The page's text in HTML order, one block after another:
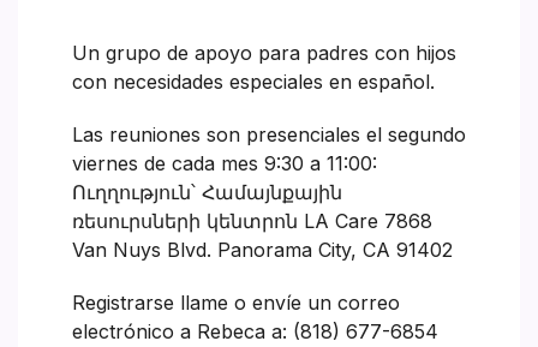
Un grupo de apoyo para padres con hijos
con necesidades especiales en español.
Las reuniones son presenciales el segundo
viernes de cada mes 9:30 a 11:00:
Ուղղություն՝ Համայնքային
ռեսուրսների կենտրոն LA Care 7868
Van Nuys Blvd. Panorama City, CA 91402
Registrarse llame o envíe un correo
electrónico a Rebeca a: (818) 677-6854